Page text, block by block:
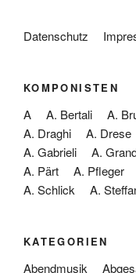
Datenschutz
KOMPONISTEN
A A. Bertali A.
A. Draghi
A. Drese
A. Gabrieli
A.
A. Pärt
A. Pfleger
A. Schlick
A.
KATEGORIEN
Abendmusik